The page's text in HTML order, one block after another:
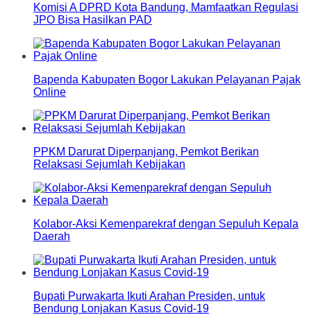
Komisi A DPRD Kota Bandung, Mamfaatkan Regulasi
JPO Bisa Hasilkan PAD
Bapenda Kabupaten Bogor Lakukan Pelayanan Pajak
Online
PPKM Darurat Diperpanjang, Pemkot Berikan
Relaksasi Sejumlah Kebijakan
Kolabor-Aksi Kemenparekraf dengan Sepuluh Kepala
Daerah
Bupati Purwakarta Ikuti Arahan Presiden, untuk
Bendung Lonjakan Kasus Covid-19